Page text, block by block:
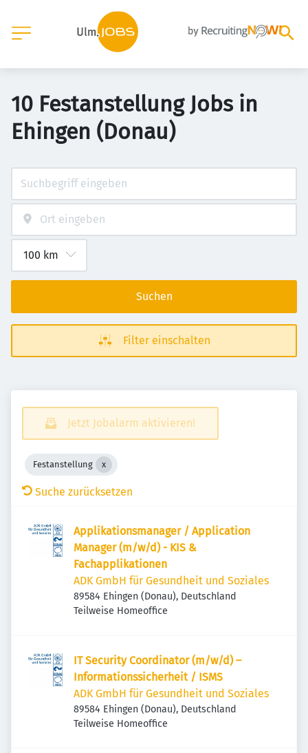
10 Festanstellung Jobs in
Ehingen (Donau)
Suchen
Filter einschalten
Jetzt Jobalarm aktivieren!
Festanstellung
Suche zurücksetzen
Applikationsmanager / Application
Manager (m/w/d) - KIS &
Fachapplikationen
ADK GmbH für Gesundheit und Soziales
89584 Ehingen (Donau), Deutschland
Teilweise Homeoffice
IT Security Coordinator (m/w/d) –
Informationssicherheit / ISMS
ADK GmbH für Gesundheit und Soziales
89584 Ehingen (Donau), Deutschland
Teilweise Homeoffice